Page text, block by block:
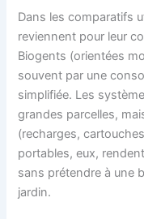
Dans les comparatifs
reviennent pour leur
Biogents (orientées
souvent par une
simplifiée. Les
grandes parcelles,
(recharges,
portables, eux,
sans prétendre à une
jardin.